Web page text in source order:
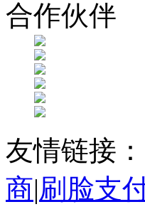
合作伙伴
友情链接：
商|刷脸支